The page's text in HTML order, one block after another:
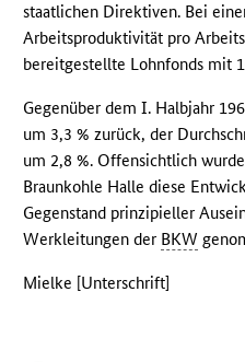
staatlichen Direktiven. Bei
Arbeitsproduktivität pro
bereitgestellte Lohnfonds mit
Gegenüber dem I. Halbjahr
um 3,3 % zurück, der
um 2,8 %. Offensichtlich
Braunkohle Halle diese
Gegenstand prinzipieller
Werkleitungen der BKW
Mielke [Unterschrift]